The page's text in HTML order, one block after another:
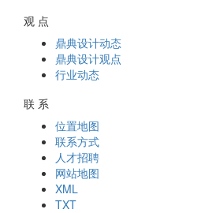
观 点
鼎典设计动态
鼎典设计观点
行业动态
联 系
位置地图
联系方式
人才招聘
网站地图
XML
TXT